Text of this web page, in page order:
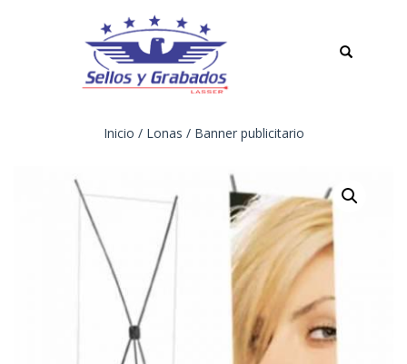
Inicio / Lonas / Banner publicitario